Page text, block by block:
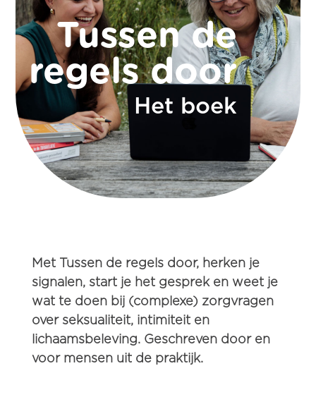
Tussen de
regels door
Het boek
Met Tussen de regels door,herken je
signalen, start je het gesprek en weet je
wat te doen bij (complexe) zorgvragen
over seksualiteit, intimiteit en
lichaamsbeleving. Geschreven door en
voor mensen uit de praktijk.